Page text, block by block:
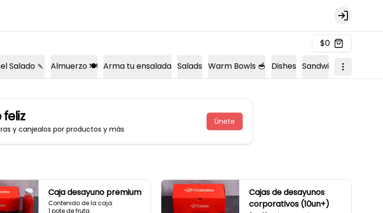
Login
$0
Salado 🍡 Almuerzo 🍽️ Arma tu ensalada Salads Warm Bowls 🥣 Dishes Sandwich 🍔
feliz
y canjealos por productos y más
Únete
Caja desayuno premium
Contenido de la caja:
1 pote de fruta.
Cajas de desayunos
corporativos (10un+)